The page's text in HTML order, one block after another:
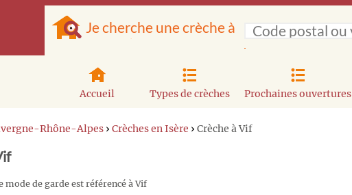
Je cherche une crèche à
Accueil Types de crèches Prochaines ouvertures
Rhône-Alpes › Crèches en Isère › Crèche à Vif
mode de garde est référencé à Vif